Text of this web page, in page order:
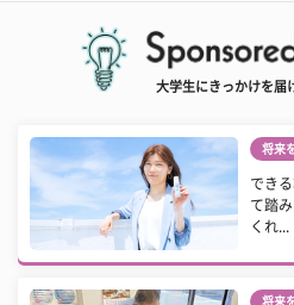
大学生にきっかけを届
将来
でき
て踏
くれ...
将来